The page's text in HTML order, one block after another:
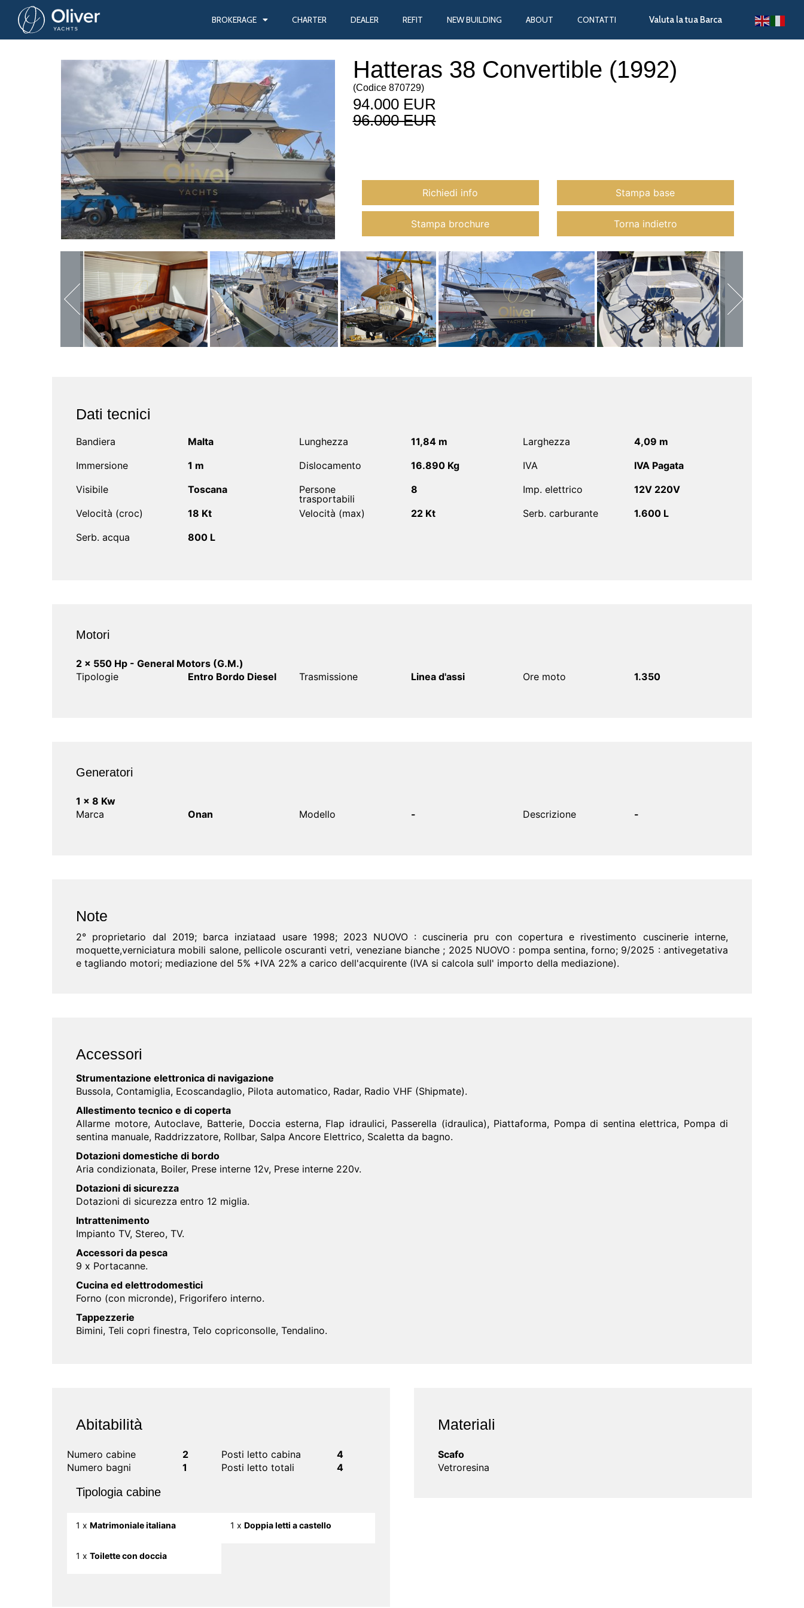
BROKERAGE CHARTER DEALER REFIT NEW BUILDING ABOUT CONTATTI Valuta la tua Barca
Hatteras 38 Convertible (1992)
(Codice 870729)
94.000 EUR
96.000 EUR
Richiedi info Stampa base
Stampa brochure Torna indietro
Dati tecnici
Bandiera Malta Lunghezza 11,84 m Larghezza
4,09 m
Immersione
1 m Dislocamento 16.890 Kg IVA
IVA Pagata
Visibile
Toscana
Persone
trasportabili
8 Imp. elettrico
12V 220V
Velocità (croc)
18 Kt Velocità (max) 22 Kt Serb. carburante
1.600 L
Serb. acqua
800 L
Motori
2 x 550 Hp - General Motors (G.M.)
Tipologie
Entro Bordo Diesel Trasmissione Linea d'assi Ore moto 1.350
Generatori
1 x 8 Kw
Marca
Onan Modello - Descrizione -
Note
2° proprietario dal 2019; barca inziataad usare 1998; 2023 NUOVO : cuscineria pru con copertura e rivestimento cuscinerie interne,
moquette,verniciatura mobili salone, pellicole oscuranti vetri, veneziane bianche ; 2025 NUOVO : pompa sentina, forno; 9/2025 : antivegetativa
e tagliando motori; mediazione del 5% +IVA 22% a carico dell'acquirente (IVA si calcola sull' importo della mediazione).
Accessori
Strumentazione elettronica di navigazione
Bussola, Contamiglia, Ecoscandaglio, Pilota automatico, Radar, Radio VHF (Shipmate).
Allestimento tecnico e di coperta
Allarme motore, Autoclave, Batterie, Doccia esterna, Flap idraulici, Passerella (idraulica), Piattaforma, Pompa di sentina elettrica, Pompa di
sentina manuale, Raddrizzatore, Rollbar, Salpa Ancore Elettrico, Scaletta da bagno.
Dotazioni domestiche di bordo
Aria condizionata, Boiler, Prese interne 12v, Prese interne 220v.
Dotazioni di sicurezza
Dotazioni di sicurezza entro 12 miglia.
Intrattenimento
Impianto TV, Stereo, TV.
Accessori da pesca
9 x Portacanne.
Cucina ed elettrodomestici
Forno (con micronde), Frigorifero interno.
Tappezzerie
Bimini, Teli copri finestra, Telo copriconsolle, Tendalino.
Abitabilità
Numero cabine
2
Numero bagni
1
Posti letto cabina
4
Posti letto totali
4
Tipologia cabine
1 x Matrimoniale italiana 1 x Doppia letti a castello
1 x Toilette con doccia
Materiali
Scafo
Vetroresina